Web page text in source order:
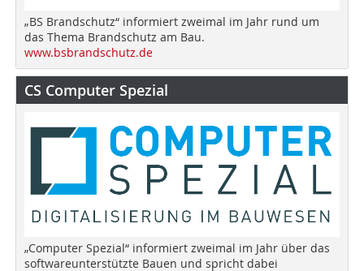
„BS Brandschutz“ informiert zweimal im Jahr rund um
das Thema Brandschutz am Bau.
www.bsbrandschutz.de
CS Computer Spezial
„Computer Spezial“ informiert zweimal im Jahr über das
softwareunterstützte Bauen und spricht dabei